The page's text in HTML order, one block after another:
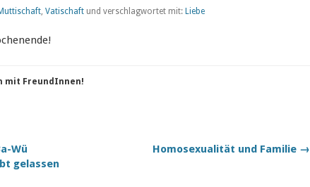
, Vatischaftund verschlagwortet mit: Liebe
mit FreundInnen!
Wü
gelassen
Homosexualität und Familie →